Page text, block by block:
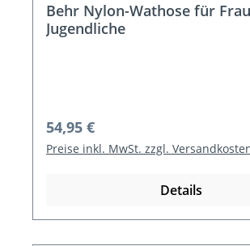
Behr Nylon-Wathose für
Jugendliche
Regulärer Preis:
54,95 €
Preise inkl. MwSt. zzgl.
Details